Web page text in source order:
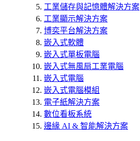
工業儲存與記憶體解決方案
工業顯示解決方案
博奕平台解決方案
嵌入式軟體
嵌入式單板電腦
嵌入式無風扇工業電腦
嵌入式電腦
嵌入式電腦模組
電子紙解決方案
數位看板系統
邊緣 AI & 智能解決方案